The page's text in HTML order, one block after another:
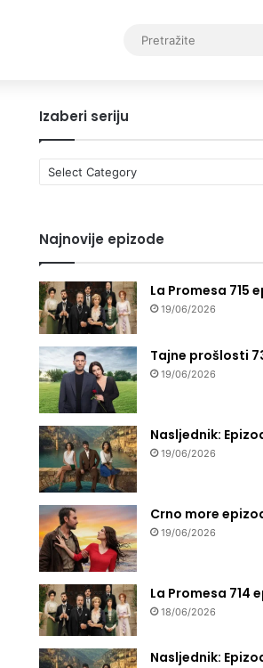
Izaberi seriju
Izaberi
seriju
Najnovije epizode
La Promesa 715
19/06/2026
Tajne prošlosti
19/06/2026
Nasljednik:
19/06/2026
Crno more
19/06/2026
La Promesa 714
18/06/2026
Nasljednik: